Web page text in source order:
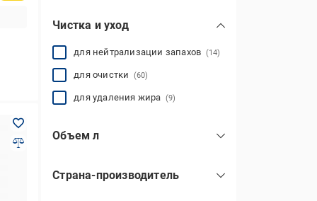
Чистка и уход
для нейтрализации запахов (14)
для очистки (60)
для удаления жира (9)
Объем л
Страна-производитель